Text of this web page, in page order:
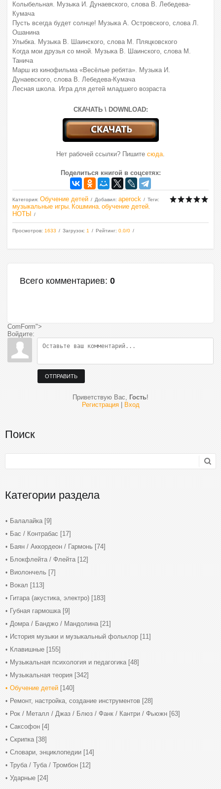
Колыбельная. Музыка И. Дунаевского, слова В. Лебедева-
Кумача
Пусть всегда будет солнце! Музыка А. Островского, слова Л.
Ошанина
Улыбка. Музыка В. Шаинского, слова М. Пляцковского
Когда мои друзья со мной. Музыка В. Шаинского, слова М.
Танича
Марш из кинофильма «Весёлые ребята». Музыка И.
Дунаевского, слова В. Лебедева-Кумача
Лесная школа. Игра для детей младшего возраста
СКАЧАТЬ \ DOWNLOAD:
Нет рабочей ссылки? Пишите сюда.
Поделиться книгой в соцсетях:
Категория: Обучение детей Добавил: aperock Теги:
музыкальные игры Кошмина обучение детей
НОТЫ
Просмотров: 1633 Загрузок: 1 Рейтинг: 0.0/0
Всего комментариев: 0
ComForm">
Войдите:
ОТПРАВИТЬ
Приветствую Вас, Гость!
Регистрация| Вход
Поиск
Категории раздела
Балалайка [9]
Бас / Контрабас [17]
Баян / Аккордеон / Гармонь [74]
Блокфлейта / Флейта [12]
Виолончель [7]
Вокал [113]
Гитара (акустика, электро) [183]
Губная гармошка [9]
Домра / Банджо / Мандолина [21]
История музыки и музыкальный фольклор [11]
Клавишные [155]
Музыкальная психология и педагогика [48]
Музыкальная теория [342]
Обучение детей [140]
Ремонт, настройка, создание инструментов [28]
Рок / Металл / Джаз / Блюз / Фанк / Кантри / Фьюжн [63]
Саксофон [4]
Скрипка [38]
Словари, энциклопедии [14]
Труба / Туба / Тромбон [12]
Ударные [24]